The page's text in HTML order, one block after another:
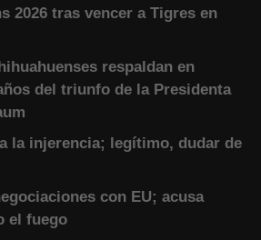
2026 tras vencer a Tigres en
respaldan en
del triunfo de la Presidenta
la injerencia; legítimo, dudar de
con EU; acusa
el fuego